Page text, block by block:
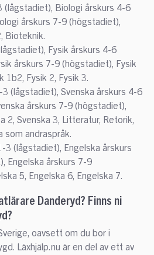
(lågstadiet), Biologi årskurs 4-6
årskurs 7-9 (högstadiet),
Bioteknik.
Fysik årskurs 4-6
årskurs 7-9 (högstadiet), Fysik
1b2, Fysik 2, Fysik 3.
3 (lågstadiet), Svenska årskurs 4-6
årskurs 7-9 (högstadiet),
2, Svenska 3, Litteratur, Retorik,
som andraspråk.
3 (lågstadiet), Engelska årskurs
Engelska årskurs 7-9
5, Engelska 6, Engelska 7.
Danderyd? Finns ni
oavsett om du bor i
Läxhjälp.nu är en del av ett av